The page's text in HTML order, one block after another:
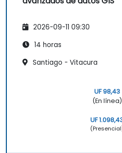
2026-09-11 09:30
14 horas
Santiago - Vitacura
UF 98,43
(En línea)
UF